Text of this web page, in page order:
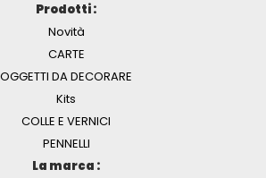
Prodotti :
Novità
CARTE
OGGETTI DA DECORARE
Kits
COLLE E VERNICI
PENNELLI
La marca :